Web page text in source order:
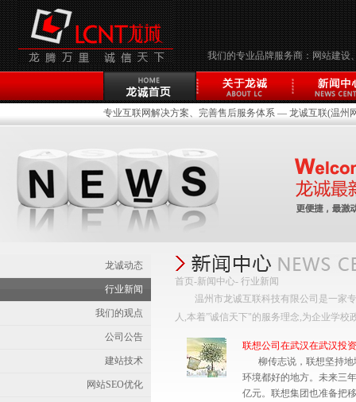
我们的专业品牌服务商：网站建设
专业互联网解决方案、完善售后服务体系 — 龙诚互联(温州
龙诚动态
行业新闻
我们的观点
公司公告
建站技术
网站SEO优化
首页-新闻中心- 行业新闻
温州市龙诚互联科技有限公司是一家
人,本着”诚信天下"的服务理念,为企业学
联想公司在武汉在武汉投
柳传志说，联想坚持
环境都好的地方。未来三
亿元。联想集团也准备把